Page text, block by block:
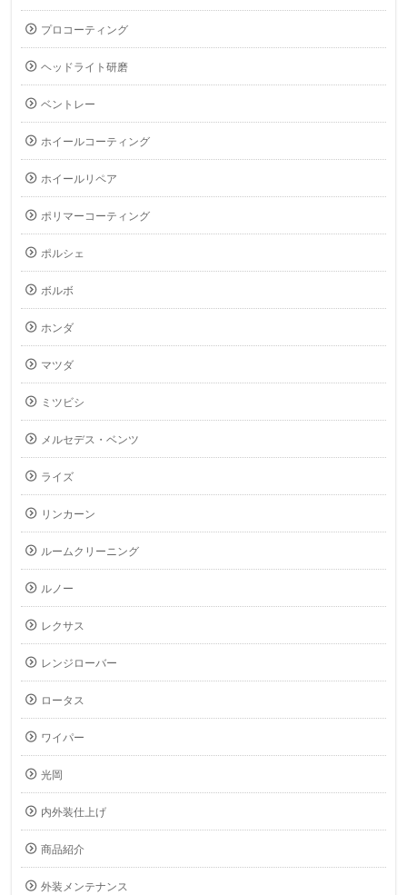
プロコーティング
ヘッドライト研磨
ベントレー
ホイールコーティング
ホイールリペア
ポリマーコーティング
ポルシェ
ボルボ
ホンダ
マツダ
ミツビシ
メルセデス・ベンツ
ライズ
リンカーン
ルームクリーニング
ルノー
レクサス
レンジローバー
ロータス
ワイパー
光岡
内外装仕上げ
商品紹介
外装メンテナンス